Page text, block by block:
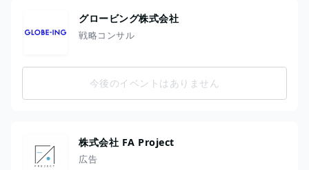
グロービング株式会社
戦略コンサル
今後のイベントはありません
株式会社 FA Project
広告